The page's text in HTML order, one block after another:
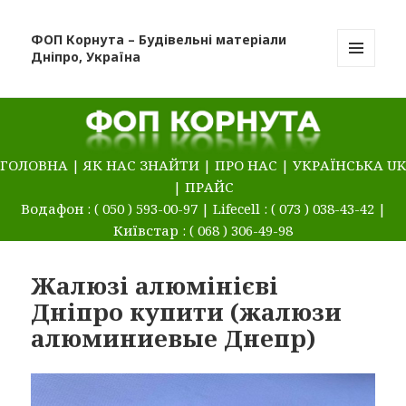
ФОП Корнута – Будівельні матеріали
Дніпро, Україна
ГОЛОВНА |ЯК НАС ЗНАЙТИ | ПРО НАС | УКРАЇНСЬКА UK
| ПРАЙС
Водафон : ( 050 ) 593-00-97 | Lifecell : ( 073 ) 038-43-42 |
Київстар : ( 068 ) 306-49-98
Жалюзі алюмінієві
Дніпро купити (жалюзи
алюминиевые Днепр)